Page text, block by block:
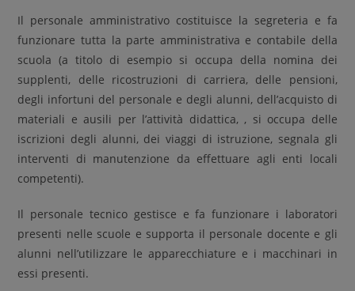
Il personale amministrativo costituisce la segreteria e fa
funzionare tutta la parte amministrativa e contabile della
scuola (a titolo di esempio si occupa della nomina dei
supplenti, delle ricostruzioni di carriera, delle pensioni,
degli infortuni del personale e degli alunni, dell’acquisto di
materiali e ausili per l’attività didattica, , si occupa delle
iscrizioni degli alunni, dei viaggi di istruzione, segnala gli
interventi di manutenzione da effettuare agli enti locali
competenti).
Il personale tecnico gestisce e fa funzionare i laboratori
presenti nelle scuole e supporta il personale docente e gli
alunni nell’utilizzare le apparecchiature e i macchinari in
essi presenti.